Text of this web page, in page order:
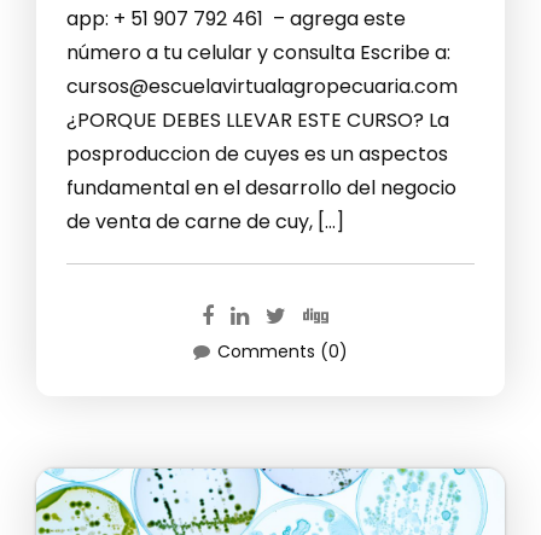
app: + 51 907 792 461 – agrega este
número a tu celular y consulta Escribe a:
cursos@escuelavirtualagropecuaria.com
¿PORQUE DEBES LLEVAR ESTE CURSO? La
posproduccion de cuyes es un aspectos
fundamental en el desarrollo del negocio
de venta de carne de cuy, […]
Comments (0)